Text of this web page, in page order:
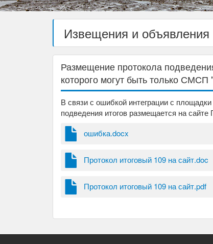
Извещения и объявления
Размещение протокола
которого могут быть только
В связи с ошибкой интеграции с
подведения итогов размещается на
ошибка.docx
Протокол итоговый 109 на сайт.doc
Протокол итоговый 109 на сайт.pdf